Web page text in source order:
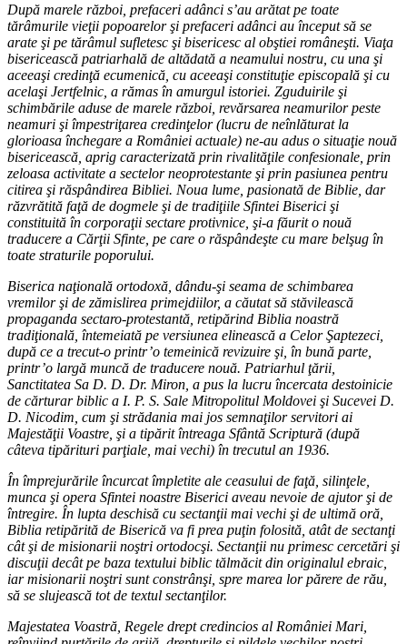
După marele război, prefaceri adânci s’au arătat pe toate
tărâmurile vieţii popoarelor şi prefaceri adânci au început să se
arate şi pe tărâmul sufletesc şi bisericesc al obştiei româneşti. Viaţa
bisericească patriarhală de altădată a neamului nostru, cu una şi
aceeaşi credinţă ecumenică, cu aceeaşi constituţie episcopală şi cu
acelaşi Jertfelnic, a rămas în amurgul istoriei. Zguduirile şi
schimbările aduse de marele război, revărsarea neamurilor peste
neamuri şi împestriţarea credinţelor (lucru de neînlăturat la
glorioasa închegare a României actuale) ne-au adus o situaţie nouă
bisericească, aprig caracterizată prin rivalităţile confesionale, prin
zeloasa activitate a sectelor neoprotestante şi prin pasiunea pentru
citirea şi răspândirea Bibliei. Noua lume, pasionată de Biblie, dar
răzvrătită faţă de dogmele şi de tradiţiile Sfintei Biserici şi
constituită în corporaţii sectare protivnice, şi-a făurit o nouă
traducere a Cărţii Sfinte, pe care o răspândeşte cu mare belşug în
toate straturile poporului.
Biserica naţională ortodoxă, dându-şi seama de schimbarea
vremilor şi de zămislirea primejdiilor, a căutat să stăvilească
propaganda sectaro-protestantă, retipărind Biblia noastră
tradiţională, întemeiată pe versiunea elinească a Celor Şaptezeci,
după ce a trecut-o printr’o temeinică revizuire şi, în bună parte,
printr’o largă muncă de traducere nouă. Patriarhul ţării,
Sanctitatea Sa D. D. Dr. Miron, a pus la lucru încercata destoinicie
de cărturar biblic a I. P. S. Sale Mitropolitul Moldovei şi Sucevei D.
D. Nicodim, cum şi strădania mai jos semnaţilor servitori ai
Majestăţii Voastre, şi a tipărit întreaga Sfântă Scriptură (după
câteva tipărituri parţiale, mai vechi) în trecutul an 1936.
În împrejurările încurcat împletite ale ceasului de faţă, silinţele,
munca şi opera Sfintei noastre Biserici aveau nevoie de ajutor şi de
întregire. În lupta deschisă cu sectanţii mai vechi şi de ultimă oră,
Biblia retipărită de Biserică va fi prea puţin folosită, atât de sectanţi
cât şi de misionarii noştri ortodocşi. Sectanţii nu primesc cercetări şi
discuţii decât pe baza textului biblic tălmăcit din originalul ebraic,
iar misionarii noştri sunt constrânşi, spre marea lor părere de rău,
să se slujească tot de textul sectanţilor.
Majestatea Voastră, Regele drept credincios al României Mari,